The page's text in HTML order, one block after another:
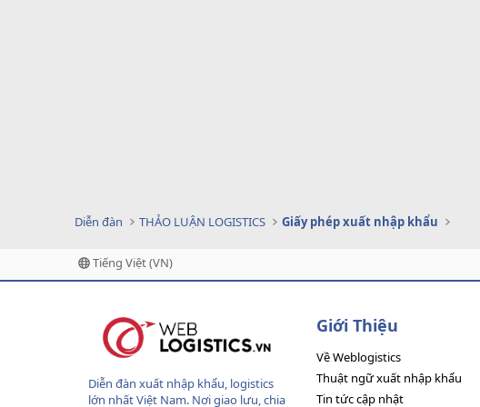
Diễn đàn THẢO LUẬN LOGISTICS Giấy phép xuất nhập khẩu
Tiếng Việt (VN)
Diễn đàn xuất nhập khẩu, logistics
lớn nhất Việt Nam. Nơi giao lưu, chia
Giới Thiệu
Về Weblogistics
Thuật ngữ xuất nhập khẩu
Tin tức cập nhật